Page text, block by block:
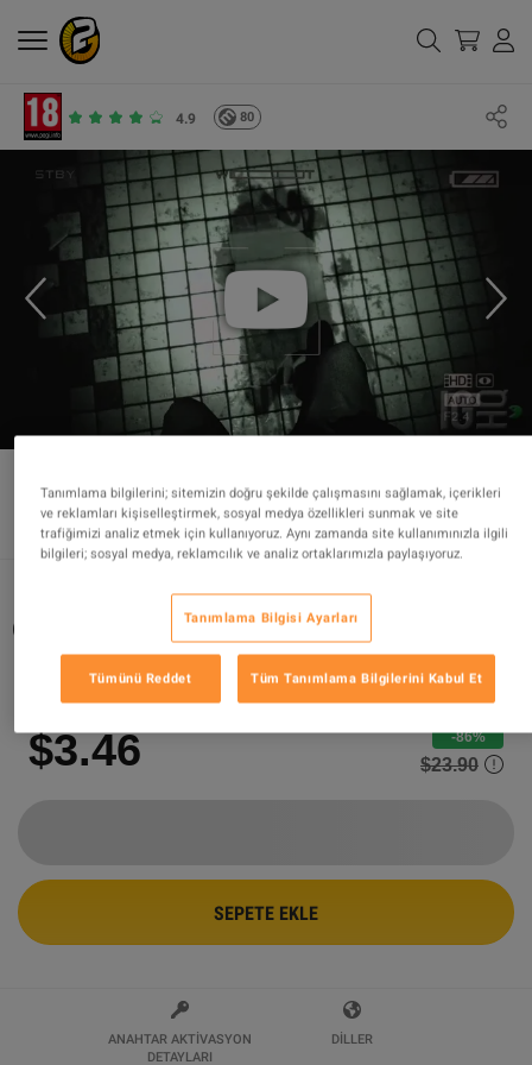
4.9 80
Outlast RU VPN Required PC Steam Gift
Tarafından Satılıyor bestchoice
99.93% değerlendirmelerin 1461 mükemmel!
$3.46 -86%
$23.90
SEPETE EKLE
ANAHTAR AKTIVASYON
DETAYLARI
DILLER
Tanımlama bilgilerini; sitemizin doğru şekilde çalışmasını sağlamak, içerikleri
ve reklamları kişiselleştirmek, sosyal medya özellikleri sunmak ve site
trafiğimizi analiz etmek için kullanıyoruz. Aynı zamanda site kullanımınızla ilgili
bilgileri; sosyal medya, reklamcılık ve analiz ortaklarımızla paylaşıyoruz.
Tanımlama Bilgisi Ayarları
Tümünü Reddet Tüm Tanımlama Bilgilerini Kabul Et